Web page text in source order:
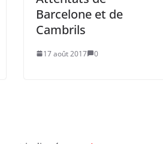
Barcelone et de
Cambrils
17 août 2017 0